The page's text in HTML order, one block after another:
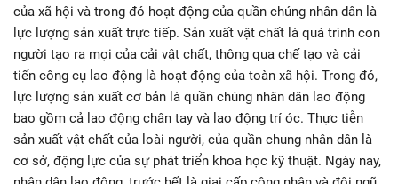
của xã hội và trong đó hoạt động của quần chúng nhân dân là
lực lượng sản xuất trực tiếp. Sản xuất vật chất là quá trình con
người tạo ra mọi của cải vật chất, thông qua chế tạo và cải
tiến công cụ lao động là hoạt động của toàn xã hội. Trong đó,
lực lượng sản xuất cơ bản là quần chúng nhân dân lao động
bao gồm cả lao động chân tay và lao động trí óc. Thực tiễn
sản xuất vật chất của loài người, của quần chung nhân dân là
cơ sở, động lực của sự phát triển khoa học kỹ thuật. Ngày nay,